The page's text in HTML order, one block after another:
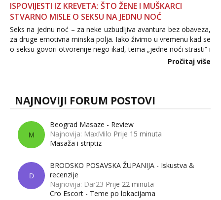
ISPOVIJESTI IZ KREVETA: ŠTO ŽENE I MUŠKARCI
STVARNO MISLE O SEKSU NA JEDNU NOĆ
Seks na jednu noć – za neke uzbudljiva avantura bez obaveza,
za druge emotivna minska polja. Iako živimo u vremenu kad se
o seksu govori otvorenije nego ikad, tema „jedne noći strasti“ i
dalje izaziva burne rasprave. Što zapravo misle žene, a što
Pročitaj više
NAJNOVIJI FORUM POSTOVI
M
Beograd Masaze - Review
Najnovija: MaxMilo Prije 15 minuta
Masaža i striptiz
D
BRODSKO POSAVSKA ŽUPANIJA - Iskustva &
recenzije
Najnovija: Dar23 Prije 22 minuta
Cro Escort - Teme po lokacijama